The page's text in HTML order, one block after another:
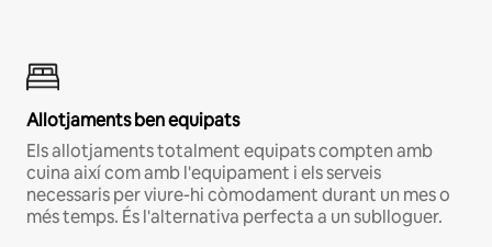
Allotjaments ben equipats
Els allotjaments totalment equipats compten amb
cuina així com amb l'equipament i els serveis
necessaris per viure-hi còmodament durant un mes o
més temps. És l'alternativa perfecta a un sublloguer.